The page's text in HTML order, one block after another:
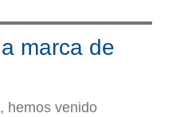
marca de
hemos venido